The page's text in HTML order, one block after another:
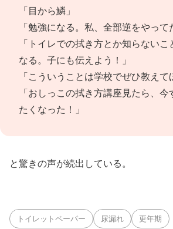
「目から鱗」
「勉強になる。私、全部逆をやって
「トイレでの拭き方とか知らない
なる。子にも伝えよう！」
「こういうことは学校でぜひ教えて
「おしっこの拭き方講座見たら、
たくなった！」
と驚きの声が続出している。
トイレットペーパー 尿漏れ 更年期